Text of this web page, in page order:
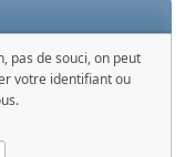
pas de souci, on peut
votre identifiant ou